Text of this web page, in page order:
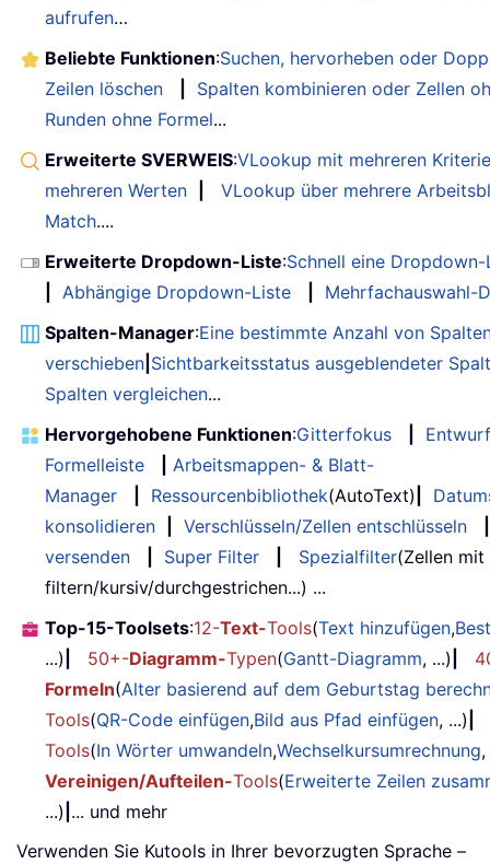
aufrufen…
Beliebte Funktionen:Suchen, hervorheben oder
Zeilen löschen
Spalten kombinieren oder Zellen
Runden ohne Formel...
Erweiterte SVERWEIS:VLookup mit mehreren
mehreren Werten
VLookup über mehrere
Match....
Erweiterte Dropdown-Liste:Schnell eine
Abhängige Dropdown-Liste
Mehrfachauswahl-
Spalten-Manager:Eine bestimmte Anzahl von
verschieben Sichtbarkeitsstatus ausgeblendeter
Spalten vergleichen...
Hervorgehobene Funktionen:Gitterfokus
Entwurf
Formelleiste
Arbeitsmappen- & Blatt-
Manager
Ressourcenbibliothek(AutoText)
konsolidieren
Verschlüsseln/Zellen entschlüsseln
versenden
Super Filter Spezialfilter(Zellen
filtern/kursiv/durchgestrichen...) ...
Top-15-Toolsets:12-Text-Tools(Text hinzufügen,
...)
50+-Diagramm-Typen(Gantt-Diagramm, ...)
Formeln(Alter basierend auf dem Geburtstag
Tools(QR-Code einfügen,Bild aus Pfad einfügen, ...)
Tools(In Wörter umwandeln,Wechselkursumrechnung
Vereinigen/Aufteilen-Tools(Erweiterte Zeilen
...) ... und mehr
Verwenden Sie Kutools in Ihrer bevorzugten Sprache –